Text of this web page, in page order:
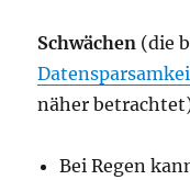
Schwächen (die
näher
Bei Regen